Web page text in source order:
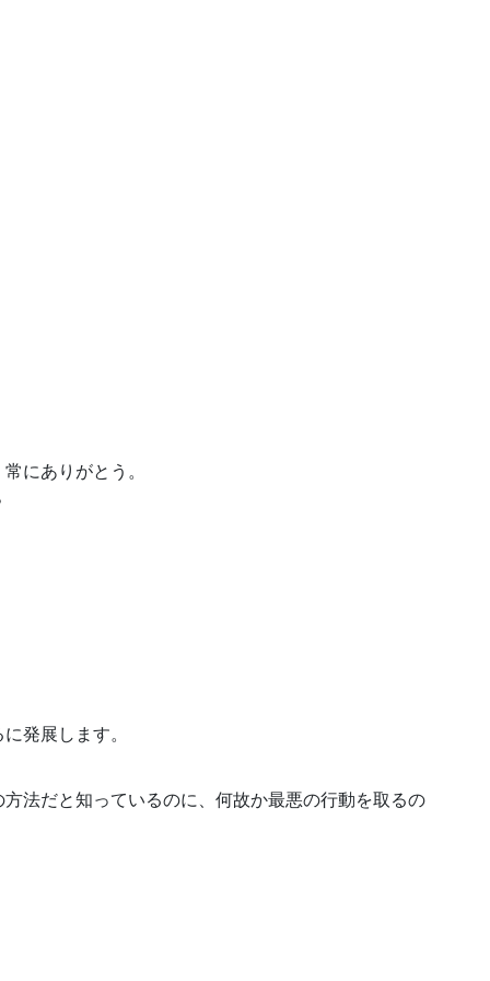
にありがとう。
発展します。
法だと知っているのに、何故か最悪の行動を取るの